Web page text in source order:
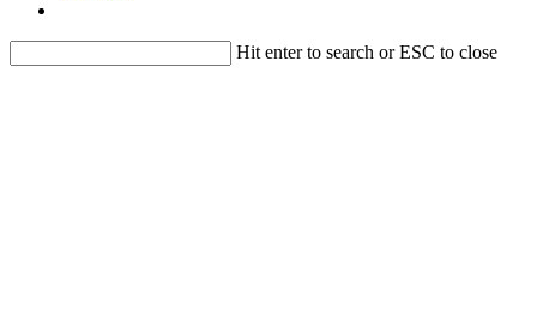
Hit enter to search or ESC to close